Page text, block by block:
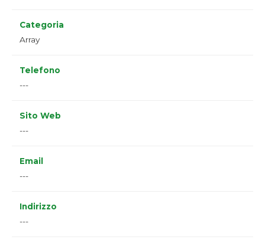
Categoria
Array
Telefono
---
Sito Web
---
Email
---
Indirizzo
---